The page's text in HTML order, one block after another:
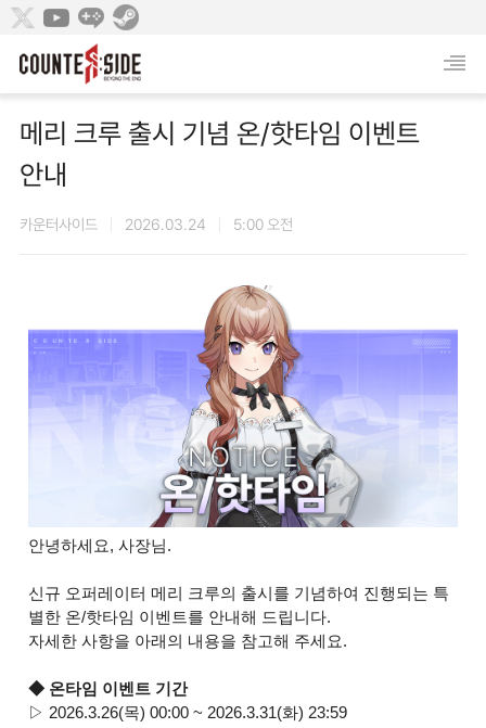
메리 크루 출시 기념 온/핫타임 이벤트
안내
카운터사이드 2026.03.24 5:00 오전
안녕하세요, 사장님.
신규 오퍼레이터 메리 크루의 출시를 기념하여 진행되는 특
별한 온/핫타임 이벤트를 안내해 드립니다.
자세한 사항을 아래의 내용을 참고해 주세요.
◆ 온타임 이벤트 기간
▷ 2026.3.26(목) 00:00 ~ 2026.3.31(화) 23:59